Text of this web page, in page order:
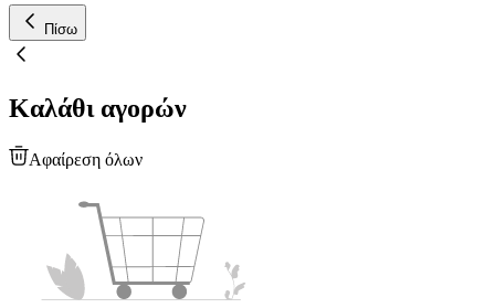
Πίσω
Καλάθι αγορών
Αφαίρεση όλων